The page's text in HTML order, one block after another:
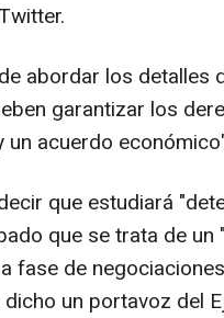
abordar los detalles
garantizar los
un acuerdo
que estudiará
que se trata de un
fase de
un portavoz del